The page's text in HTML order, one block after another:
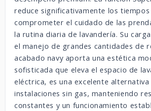
reduce significativamente los tiempos
comprometer el cuidado de las
la rutina diaria de lavandería. Su
el manejo de grandes cantidades de
acabado navy aporta una estética
sofisticada que eleva el espacio de
eléctrica, es una excelente alternativa
instalaciones sin gas, manteniendo
constantes y un funcionamiento